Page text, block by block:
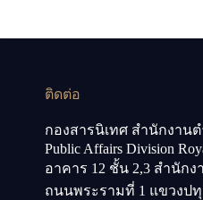
ติดต่อ
กองสารนิเทศ สำนักงาน
Public Affairs Division
อาคาร 12 ชั้น 2,3 สำนัก
ถนนพระรามที่ 1 แขวงป